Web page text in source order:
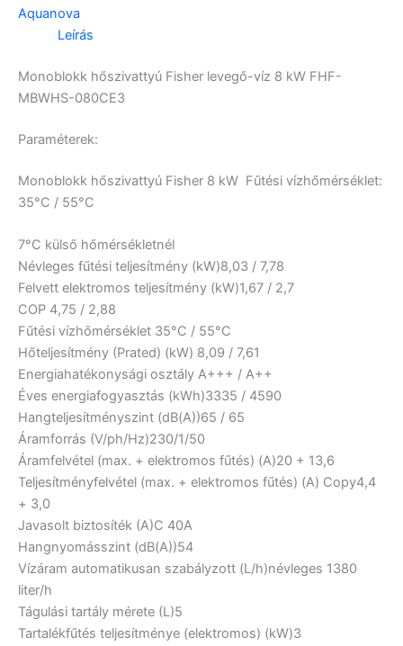
Aquanova
Leírás
Monoblokk hőszivattyú Fisher levegő-víz 8 kW FHF-
MBWHS-080CE3
Paraméterek:
Monoblokk hőszivattyú Fisher 8 kW Fűtési vízhőmérséklet:
35°C / 55°C
7°C külső hőmérsékletnél
Névleges fűtési teljesítmény (kW)8,03 / 7,78
Felvett elektromos teljesítmény (kW)1,67 / 2,7
COP 4,75 / 2,88
Fűtési vízhőmérséklet 35°C / 55°C
Hőteljesítmény (Prated) (kW) 8,09 / 7,61
Energiahatékonysági osztály A+++ / A++
Éves energiafogyasztás (kWh)3335 / 4590
Hangteljesítményszint (dB(A))65 / 65
Áramforrás (V/ph/Hz)230/1/50
Áramfelvétel (max. + elektromos fűtés) (A)20 + 13,6
Teljesítményfelvétel (max. + elektromos fűtés) (A) Copy4,4
+ 3,0
Javasolt biztosíték (A)C 40A
Hangnyomásszint (dB(A))54
Vízáram automatikusan szabályzott (L/h)névleges 1380
liter/h
Tágulási tartály mérete (L)5
Tartalékfűtés teljesítménye (elektromos) (kW)3